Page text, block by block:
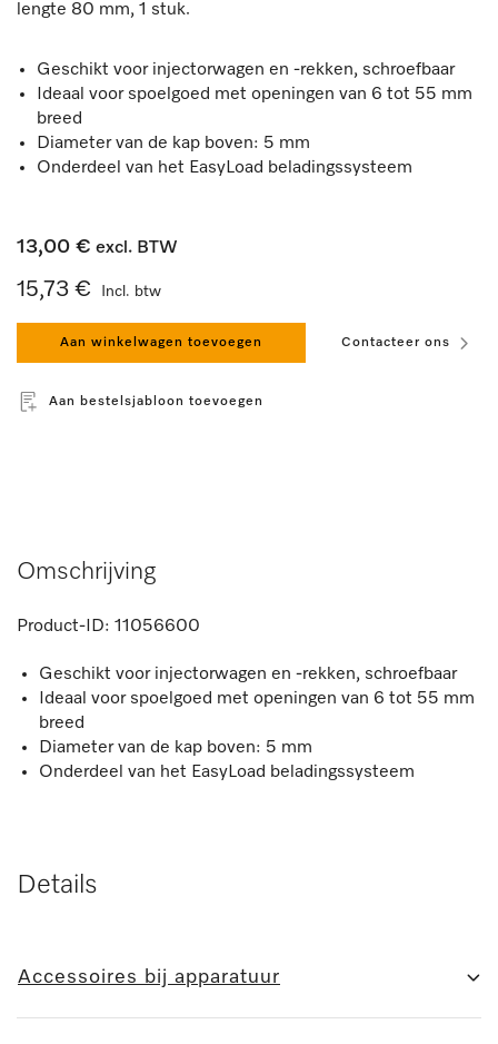
lengte 80 mm, 1 stuk.
Geschikt voor injectorwagen en -rekken, schroefbaar
Ideaal voor spoelgoed met openingen van 6 tot 55 mm
breed
Diameter van de kap boven: 5 mm
Onderdeel van het EasyLoad beladingssysteem
13,00 € excl. BTW
15,73 € Incl. btw
Aan winkelwagen toevoegen Contacteer ons
Aan bestelsjabloon toevoegen
Omschrijving
Product-ID: 11056600
Geschikt voor injectorwagen en -rekken, schroefbaar
Ideaal voor spoelgoed met openingen van 6 tot 55 mm
breed
Diameter van de kap boven: 5 mm
Onderdeel van het EasyLoad beladingssysteem
Details
Accessoires bij apparatuur